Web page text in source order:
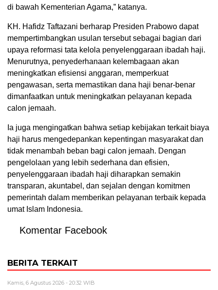
di bawah Kementerian Agama,” katanya.
KH. Hafidz Taftazani berharap Presiden Prabowo dapat
mempertimbangkan usulan tersebut sebagai bagian dari
upaya reformasi tata kelola penyelenggaraan ibadah haji.
Menurutnya, penyederhanaan kelembagaan akan
meningkatkan efisiensi anggaran, memperkuat
pengawasan, serta memastikan dana haji benar-benar
dimanfaatkan untuk meningkatkan pelayanan kepada
calon jemaah.
Ia juga mengingatkan bahwa setiap kebijakan terkait biaya
haji harus mengedepankan kepentingan masyarakat dan
tidak menambah beban bagi calon jemaah. Dengan
pengelolaan yang lebih sederhana dan efisien,
penyelenggaraan ibadah haji diharapkan semakin
transparan, akuntabel, dan sejalan dengan komitmen
pemerintah dalam memberikan pelayanan terbaik kepada
umat Islam Indonesia.
Komentar Facebook
BERITA TERKAIT
Kamis, 6 Agustus 2026 - 20:32 WIB